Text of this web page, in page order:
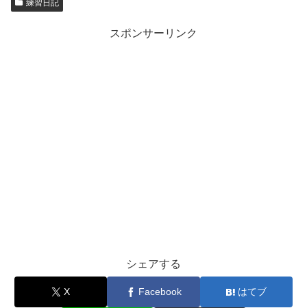
練習日記
スポンサーリンク
シェアする
X Facebook はてブ